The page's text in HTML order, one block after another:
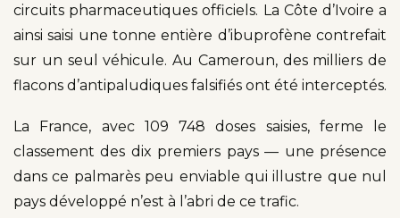
circuits pharmaceutiques officiels. La Côte d’Ivoire a
ainsi saisi une tonne entière d’ibuprofène contrefait
sur un seul véhicule. Au Cameroun, des milliers de
flacons d’antipaludiques falsifiés ont été interceptés.
La France, avec 109 748 doses saisies, ferme le
classement des dix premiers pays — une présence
dans ce palmarès peu enviable qui illustre que nul
pays développé n’est à l’abri de ce trafic.